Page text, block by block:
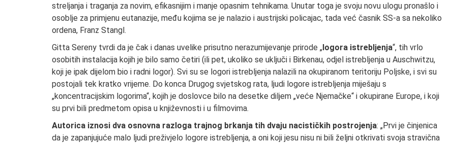
streljanja i traganja za novim, efikasnijim i manje opasnim tehnikama. Unutar toga je svoju novu ulogu pronašlo i
osoblje za primjenu eutanazije, među kojima se je nalazio i austrijski policajac, tada već časnik SS-a sa nekoliko
ordena, Franz Stangl.
Gitta Sereny tvrdi da je čak i danas uvelike prisutno nerazumijevanje prirode „logora istrebljenja“, tih vrlo
osobitih instalacija kojih je bilo samo četiri (ili pet, ukoliko se uključi i Birkenau, odjel istrebljenja u Auschwitzu,
koji je ipak dijelom bio i radni logor). Svi su se logori istrebljenja nalazili na okupiranom teritoriju Poljske, i svi su
postojali tek kratko vrijeme. Do konca Drugog svjetskog rata, ljudi logore istrebljenja miješaju s
„koncentracijskim logorima“, kojih je doslovce bilo na desetke diljem „veće Njemačke“ i okupirane Europe, i koji
su prvi bili predmetom opisa u književnosti i u filmovima.
Autorica iznosi dva osnovna razloga trajnog brkanja tih dvaju nacističkih postrojenja: „Prvi je činjenica
da je zapanjujuće malo ljudi preživjelo logore istrebljenja, a oni koji jesu nisu ni bili željni otkrivati svoja stravična